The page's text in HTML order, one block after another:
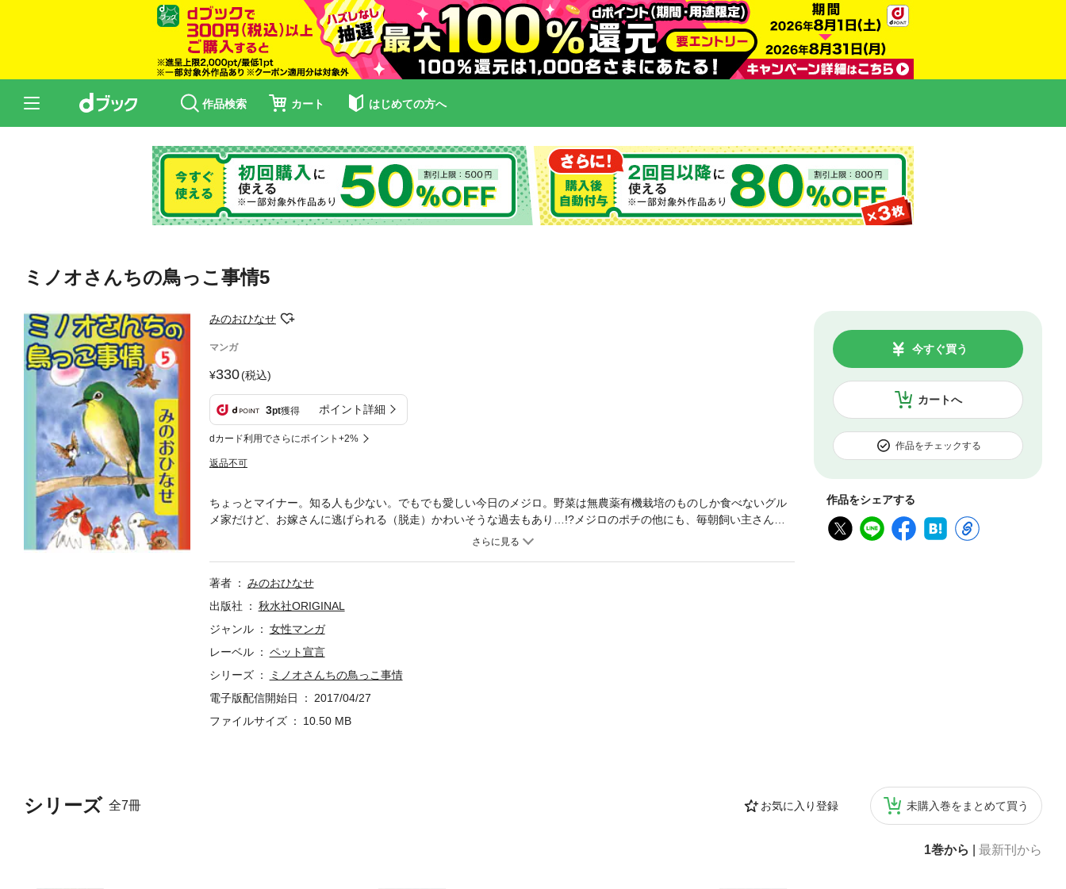
作品検索 カート はじめての方へ
ミノオさんちの鳥っこ事情5
みのおひなせ
マンガ
330(税込)
3pt獲得 ポイント詳細
dカード利用でさらにポイント+2%
返品不可
カートへ
今すぐ買う
作品をチェックする
作品をシェアする
シリーズ 全7冊 お気に入り登録 未購入巻をまとめて買う
1巻から 最新刊から
ちょっとマイナー。知る人も少ない。でもでも愛しい今日のメジロ。野菜は無農薬有機栽培のものしか食べないグル
メ家だけど、お嫁さんに逃げられる（脱走）かわいそうな過去もあり…!?メジロのポチの他にも、毎朝飼い主さんに
蹴りを入れてくる武闘派なおんどりに、食いしん坊で川辺に行っては釣り人に食べ物をねだるアヒルだったり…ミノ
著者
みのおひなせ
出版社
秋水社ORIGINAL
ジャンル
女性マンガ
レーベル
ペット宣言
シリーズ
ミノオさんちの鳥っこ事情
電子版配信開始日
2017/04/27
ファイルサイズ
10.50 MB